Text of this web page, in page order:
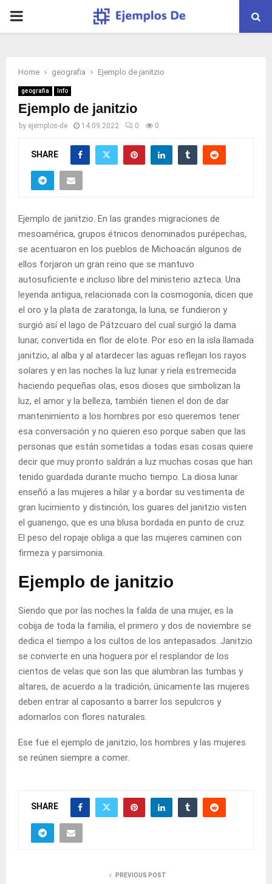
PRIMARY
Home geografia Ejemplo de janitzio
geografia Info
Ejemplo de janitzio
by ejemplos-de 14.09.2022 0 0
SHARE
Ejemplo de janitzio. En las grandes migraciones de
mesoamérica, grupos étnicos denominados purépechas,
se acentuaron en los pueblos de Michoacán algunos de
ellos forjaron un gran reino que se mantuvo
autosuficiente e incluso libre del ministerio azteca. Una
leyenda antigua, relacionada con la cosmogonía, dicen que
el oro y la plata de zaratonga, la luna, se fundieron y
surgió así el lago de Pátzcuaro del cual surgió la dama
lunar, convertida en flor de elote. Por eso en la isla llamada
janitzio, al alba y al atardecer las aguas reflejan los rayos
solares y en las noches la luz lunar y riela estremecida
haciendo pequeñas olas, esos dioses que simbolizan la
luz, el amor y la belleza, también tienen el don de dar
mantenimiento a los hombres por eso queremos tener
esa conversación y no quieren eso porque saben que las
personas que están sometidas a todas esas cosas quiere
decir que muy pronto saldrán a luz muchas cosas que han
tenido guardada durante mucho tiempo. La diosa lunar
enseñó a las mujeres a hilar y a bordar su vestimenta de
gran lucimiento y distinción, los guares del janitzio visten
el guanengo, que es una blusa bordada en punto de cruz.
El peso del ropaje obliga a que las mujeres caminen con
firmeza y parsimonia.
Ejemplo de janitzio
Siendo que por las noches la falda de una mujer, es la
cobija de toda la familia, el primero y dos de noviembre se
dedica el tiempo a los cultos de los antepasados. Janitzio
se convierte en una hoguera por el resplandor de los
cientos de velas que son las que alumbran las tumbas y
altares, de acuerdo a la tradición, únicamente las mujeres
deben entrar al caposanto a barrer los sepulcros y
adornarlos con flores naturales.
Ese fue el ejemplo de janitzio, los hombres y las mujeres
se reúnen siempre a comer.
SHARE
PREVIOUS POST